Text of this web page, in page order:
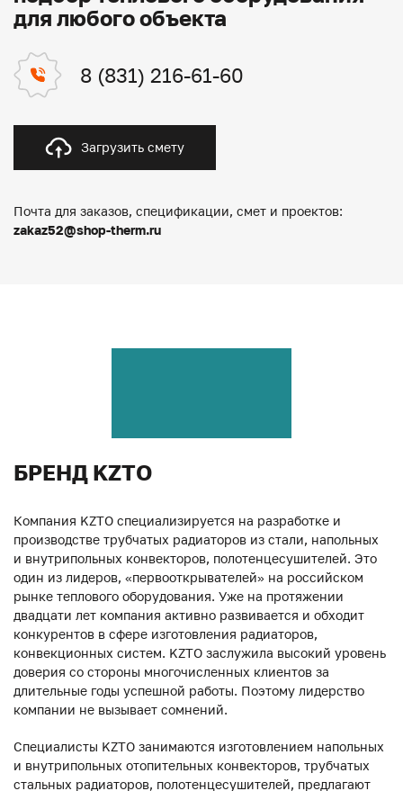
для любого объекта
8 (831) 216-61-60
Загрузить смету
Почта для заказов, спецификации, смет и проектов:
zakaz52@shop-therm.ru
БРЕНД KZTO
Компания KZTO специализируется на разработке и
производстве трубчатых радиаторов из стали, напольных
и внутрипольных конвекторов, полотенцесушителей. Это
один из лидеров, «первооткрывателей» на российском
рынке теплового оборудования. Уже на протяжении
двадцати лет компания активно развивается и обходит
конкурентов в сфере изготовления радиаторов,
конвекционных систем. KZTO заслужила высокий уровень
доверия со стороны многочисленных клиентов за
длительные годы успешной работы. Поэтому лидерство
компании не вызывает сомнений.
Специалисты KZTO занимаются изготовлением напольных
и внутрипольных отопительных конвекторов, трубчатых
стальных радиаторов, полотенцесушителей, предлагают